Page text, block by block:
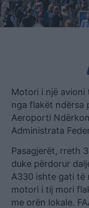
Motori i një avioni
nga flakët ndërsa
Aeroporti
Administrata
Pasagjerët, rreth
duke përdorur
A330 ishte gati të
motori i tij mori
me orën lokale.